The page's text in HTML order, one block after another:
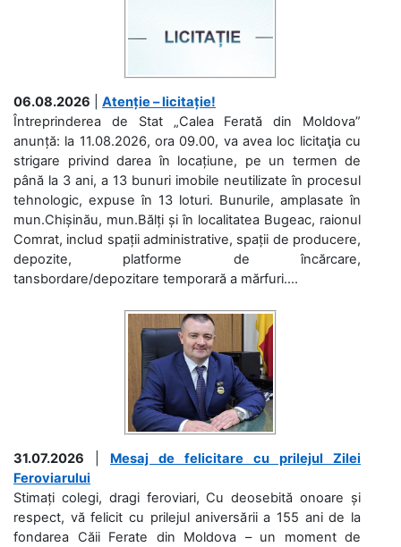
06.08.2026
Atenție – licitație!
Întreprinderea de Stat „Calea Ferată din Moldova”
anunță: la 11.08.2026, ora 09.00, va avea loc licitaţia cu
strigare privind darea în locațiune, pe un termen de
până la 3 ani, a 13 bunuri imobile neutilizate în procesul
tehnologic, expuse în 13 loturi. Bunurile, amplasate în
mun.Chișinău, mun.Bălți și în localitatea Bugeac, raionul
Comrat, includ spații administrative, spații de producere,
depozite, platforme de încărcare,
tansbordare/depozitare temporară a mărfuri....
31.07.2026
Mesaj de felicitare cu prilejul Zilei
Feroviarului
Stimați colegi, dragi feroviari, Cu deosebită onoare și
respect, vă felicit cu prilejul aniversării a 155 ani de la
fondarea Căii Ferate din Moldova – un moment de